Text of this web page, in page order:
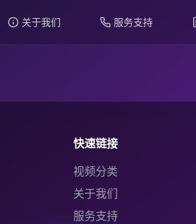
关于我们 服务支持
快速链接
视频分类
关于我们
服务支持